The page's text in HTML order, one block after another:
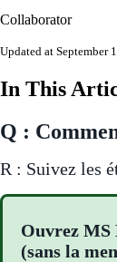
Collaborator
Updated at September
In This
Q :
R : Suivez les
Ouvrez
(sans la